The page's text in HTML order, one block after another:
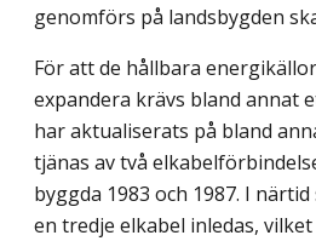
genomförs på landsbygden
För att de hållbara
expandera krävs bland annat
har aktualiserats på bland
tjänas av två
byggda 1983 och 1987. I
en tredje elkabel inledas,